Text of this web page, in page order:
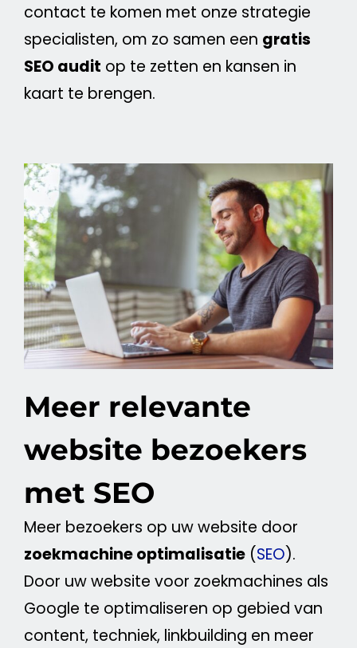
contact te komen met onze strategie
specialisten, om zo samen een gratis
SEO audit op te zetten en kansen in
kaart te brengen.
Meer relevante
website bezoekers
met SEO
Meer bezoekers op uwwebsite door
zoekmachineoptimalisatie(SEO).
Door uwwebsite voor zoekmachines als
Google te optimaliseren op gebied van
content, techniek, linkbuilding en meer